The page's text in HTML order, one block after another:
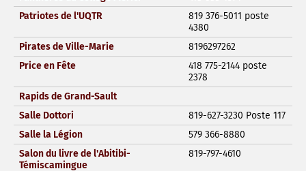
Patriotes de l'UQTR
819 376-5011 poste
4380
Pirates de Ville-Marie
8196297262
Price en Fête
418 775-2144 poste
2378
Rapids de Grand-Sault
Salle Dottori
819-627-3230 Poste 117
Salle la Légion
579 366-8880
Salon du livre de l'Abitibi-
Témiscamingue
819-797-4610